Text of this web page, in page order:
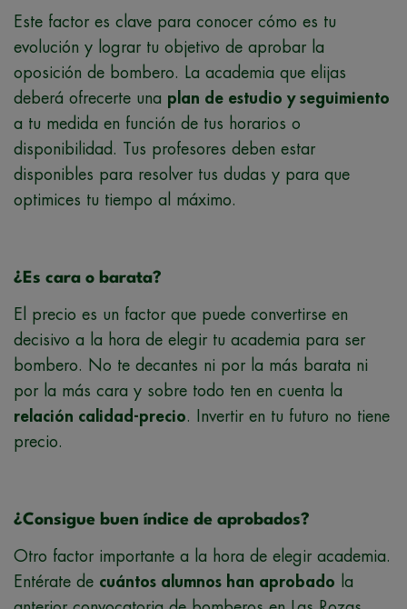
Este factor es clave para conocer cómo es tu
evolución y lograr tu objetivo de aprobar la
oposición de bombero. La academia que elijas
deberá ofrecerte una plan de estudio y seguimiento
a tu medida en función de tus horarios o
disponibilidad. Tus profesores deben estar
disponibles para resolver tus dudas y para que
optimices tu tiempo al máximo.
¿Es cara o barata?
El precio es un factor que puede convertirse en
decisivo a la hora de elegir tu academia para ser
bombero. No te decantes ni por la más barata ni
por la más cara y sobre todo ten en cuenta la
relación calidad-precio. Invertir en tu futuro no tiene
precio.
¿Consigue buen índice de aprobados?
Otro factor importante a la hora de elegir academia.
Entérate de cuántos alumnos han aprobado la